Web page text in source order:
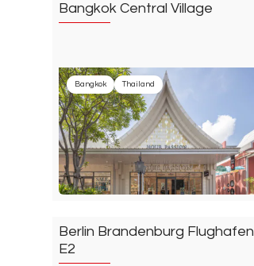
Bangkok Central Village
Bangkok Thailand
Berlin Brandenburg Flughafen
E2